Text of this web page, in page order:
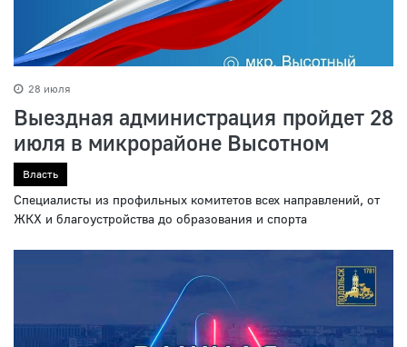
28 июля
Выездная администрация пройдет 28
июля в микрорайоне Высотном
Власть
Специалисты из профильных комитетов всех направлений, от
ЖКХ и благоустройства до образования и спорта